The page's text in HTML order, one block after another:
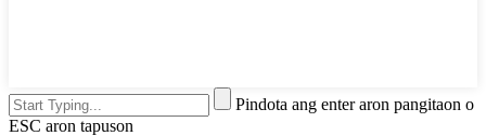
Pindota ang enter aron pangitaon o
ESC aron tapuson